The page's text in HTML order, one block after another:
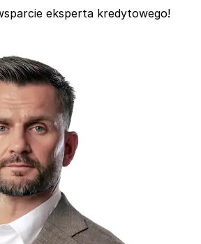
eksperta kredytowego!